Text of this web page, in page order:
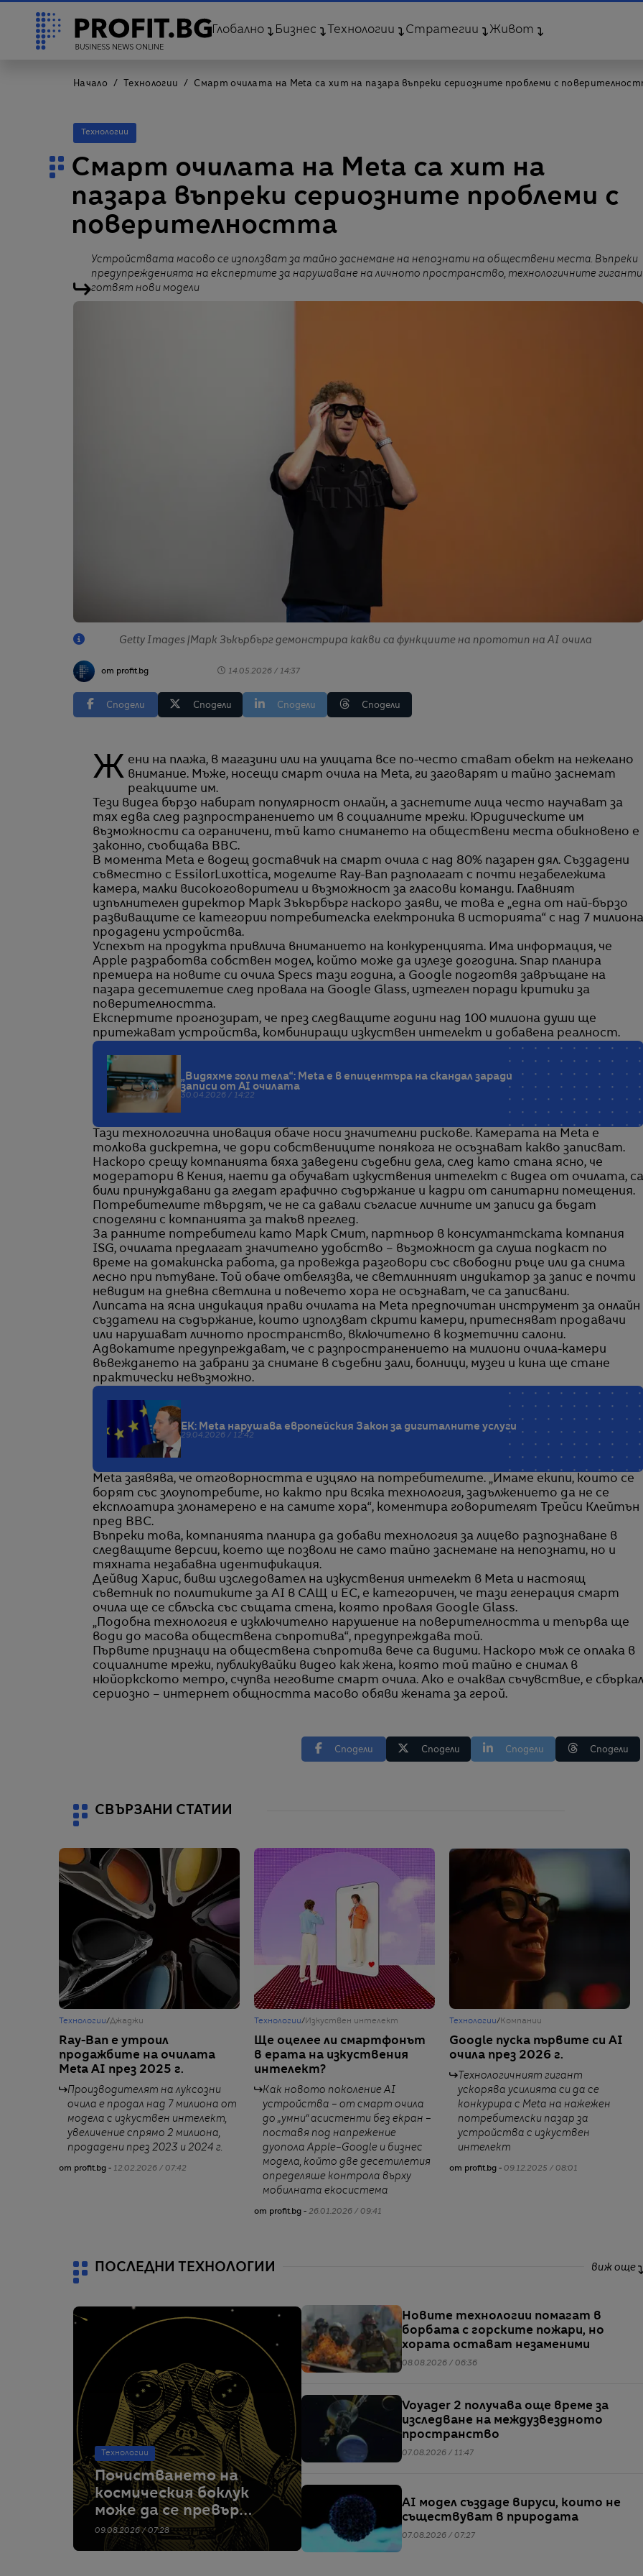
Глобално Бизнес Технологии Стратегии Живот
Начало Технологии Смарт очилата на Meta са хит на пазара въпреки сериозните проблеми с
Технологии
Смарт очилата на Meta са хит на
пазара въпреки сериозните проблеми с
поверителността
Устройствата масово се използват за тайно заснемане на непознати на обществени места. Въпреки
предупрежденията на експертите за нарушаване на личното пространство, технологичните гиганти
готвят нови модели
Getty Images |Марк Зъкърбърг демонстрира какви са функциите на прототип на AI очила
от profit.bg 14.05.2026 / 14:37
Сподели Сподели Сподели Сподели
Жени на плажа, в магазини или на улицата все по-често стават обект на нежелано внимание. Мъже, носещи смарт очила на Meta, ги заговарят и тайно заснемат
реакциите им.
Тези видеа бързо набират популярност онлайн, а заснетите лица често научават за
тях едва след разпространението им в социалните мрежи. Юридическите им
възможности са ограничени, тъй като снимането на обществени места обикновено е
законно, съобщава BBC.
В момента Meta е водещ доставчик на смарт очила с над 80% пазарен дял. Създадени
съвместно с EssilorLuxottica, моделите Ray-Ban разполагат с почти незабележима
камера, малки високоговорители и възможност за гласови команди. Главният
изпълнителен директор Марк Зъкърбърг наскоро заяви, че това е „една от най-бързо
развиващите се категории потребителска електроника в историята“ с над 7 милиона
продадени устройства.
Успехът на продукта привлича вниманието на конкуренцията. Има информация, че
Apple разработва собствен модел, който може да излезе догодина. Snap планира
премиера на новите си очила Specs тази година, а Google подготвя завръщане на
пазара десетилетие след провала на Google Glass, изтеглен поради критики за
поверителността.
Експертите прогнозират, че през следващите години над 100 милиона души ще
притежават устройства, комбиниращи изкуствен интелект и добавена реалност.
„Видяхме голи тела“: Meta е в епицентъра на скандал заради
записи от AI очилата
30.04.2026 / 14:22
Тази технологична иновация обаче носи значителни рискове. Камерата на Meta е
толкова дискретна, че дори собствениците понякога не осъзнават какво записват.
Наскоро срещу компанията бяха заведени съдебни дела, след като стана ясно, че
модератори в Кения, наети да обучават изкуствения интелект с видеа от очилата, са
били принуждавани да гледат графично съдържание и кадри от санитарни помещения.
Потребителите твърдят, че не са давали съгласие личните им записи да бъдат
споделяни с компанията за такъв преглед.
За ранните потребители като Марк Смит, партньор в консултантската компания
ISG, очилата предлагат значително удобство – възможност да слуша подкаст по
време на домакинска работа, да провежда разговори със свободни ръце или да снима
лесно при пътуване. Той обаче отбелязва, че светлинният индикатор за запис е почти
невидим на дневна светлина и повечето хора не осъзнават, че са записвани.
Липсата на ясна индикация прави очилата на Meta предпочитан инструмент за онлайн
създатели на съдържание, които използват скрити камери, притесняват продавачи
или нарушават личното пространство, включително в козметични салони.
Адвокатите предупреждават, че с разпространението на милиони очила-камери
въвеждането на забрани за снимане в съдебни зали, болници, музеи и кина ще стане
практически невъзможно.
ЕК: Meta нарушава европейския Закон за дигиталните услуги
29.04.2026 / 12:42
Meta заявява, че отговорността е изцяло на потребителите. „Имаме екипи, които се
борят със злоупотребите, но както при всяка технология, задължението да не се
експлоатира злонамерено е на самите хора“, коментира говорителят Трейси Клейтън
пред BBC.
Въпреки това, компанията планира да добави технология за лицево разпознаване в
следващите версии, което ще позволи не само тайно заснемане на непознати, но и
тяхната незабавна идентификация.
Дейвид Харис, бивш изследовател на изкуствения интелект в Meta и настоящ
съветник по политиките за AI в САЩ и ЕС, е категоричен, че тази генерация смарт
очила ще се сблъска със същата стена, която проваля Google Glass.
„Подобна технология е изключително нарушение на поверителността и тепърва ще
води до масова обществена съпротива“, предупреждава той.
Първите признаци на обществена съпротива вече са видими. Наскоро мъж се оплака в
социалните мрежи, публикувайки видео как жена, която той тайно е снимал в
нюйоркското метро, счупва неговите смарт очила. Ако е очаквал съчувствие, е сбъркал
сериозно – интернет общността масово обяви жената за герой.
Сподели Сподели Сподели Сподели
СВЪРЗАНИ СТАТИИ
Технологии/Джаджи
Ray-Ban е утроил
продажбите на очилата
Meta AI през 2025 г.
Производителят на луксозни
очила е продал над 7 милиона от
модела с изкуствен интелект,
увеличение спрямо 2 милиона,
продадени през 2023 и 2024 г.
от profit.bg - 12.02.2026 / 07:42
Технологии/Изкуствен интелект
Ще оцелее ли смартфонът
в ерата на изкуствения
интелект?
Как новото поколение AI
устройства – от смарт очила
до „умни“ асистенти без екран –
поставя под напрежение
дуопола Apple–Google и бизнес
модела, който две десетилетия
определяше контрола върху
мобилната екосистема
от profit.bg - 26.01.2026 / 09:41
Технологии/Компании
Google пуска първите си AI
очила през 2026 г.
Технологичният гигант
ускорява усилията си да се
конкурира с Meta на нажежен
потребителски пазар за
устройства с изкуствен
интелект
от profit.bg - 09.12.2025 / 08:01
ПОСЛЕДНИ ТЕХНОЛОГИИ виж още
Технологии
Почистването на
космическия боклук
може да се превърне
в следващия голям
бизнес
09.08.2026 / 07:28
Новите технологии помагат в
борбата с горските пожари, но
хората остават незаменими
08.08.2026 / 06:36
Voyager 2 получава още време за
изследване на междузвездното
пространство
07.08.2026 / 11:47
AI модел създаде вируси, които не
съществуват в природата
07.08.2026 / 07:27